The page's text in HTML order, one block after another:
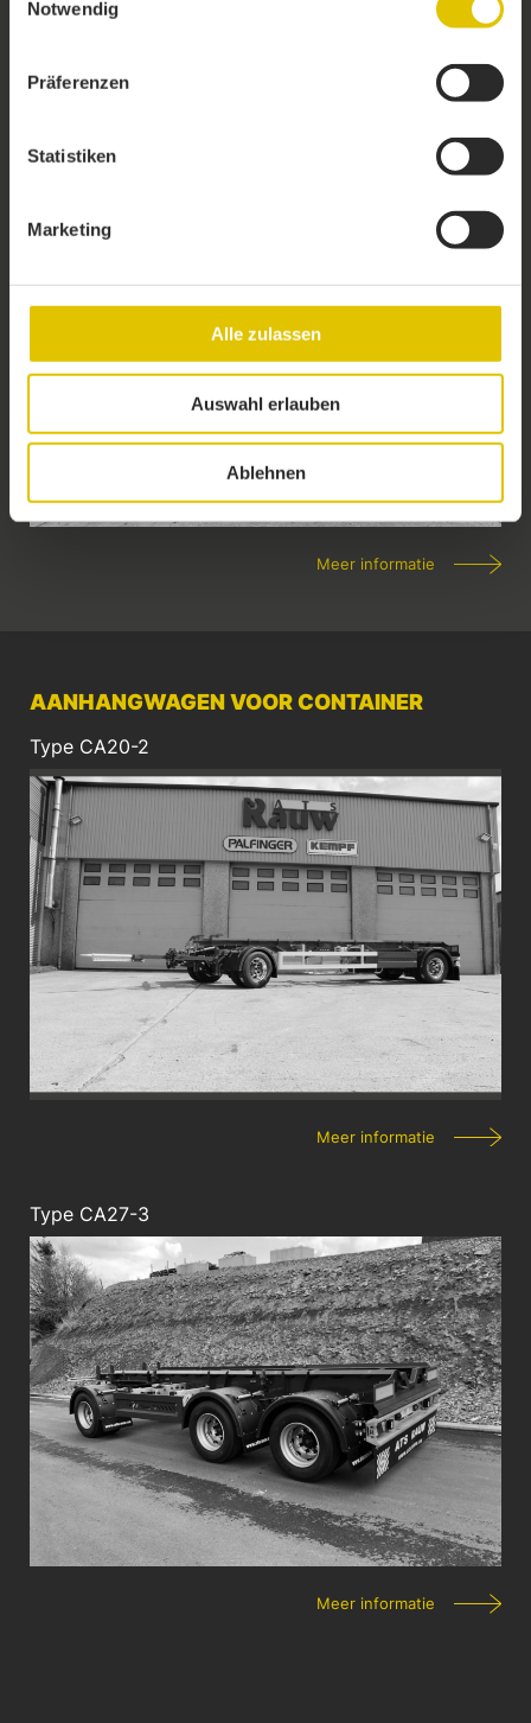
Notwendig
Präferenzen
Statistiken
Marketing
Alle zulassen
Auswahl erlauben
Ablehnen
Meer informatie
AANHANGWAGEN VOOR CONTAINER
Type CA20-2
Meer informatie
Type CA27-3
Meer informatie